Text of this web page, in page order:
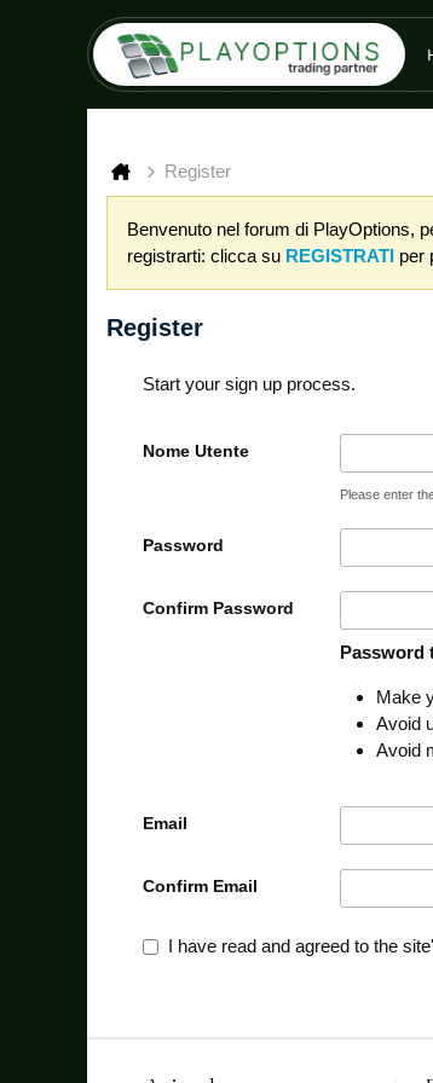
Register
Benvenuto nel forum di PlayOptions,
registrarti: clicca su REGISTRATI per
Register
Start your sign up process.
Nome Utente
Please enter
Password
Confirm Password
Password
Make
Avoid
Avoid
Email
Confirm Email
I have read and agreed to the